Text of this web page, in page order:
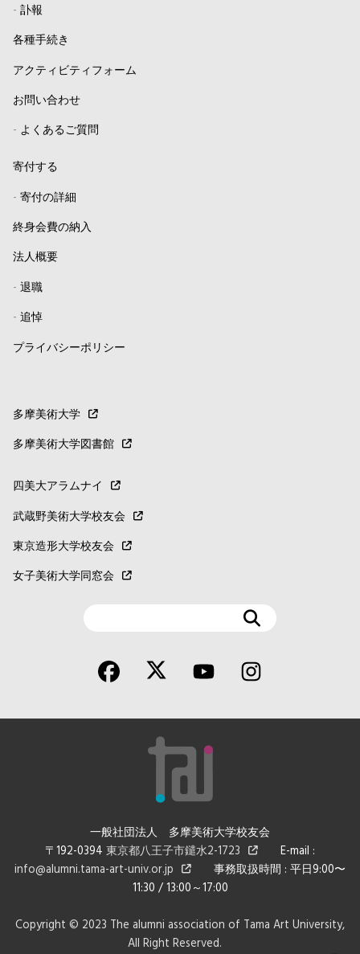
- 訃報
各種手続き
アクティビティフォーム
お問い合わせ
- よくあるご質問
寄付する
- 寄付の詳細
終身会費の納入
法人概要
- 退職
- 追悼
プライバシーポリシー
多摩美術大学
多摩美術大学図書館
四美大アラムナイ
武蔵野美術大学校友会
東京造形大学校友会
女子美術大学同窓会
一般社団法人 多摩美術大学校友会
〒192-0394 東京都八王子市鑓水2-1723
E-mail :
info@alumni.tama-art-univ.or.jp
事務取扱時間 : 平日9:00〜
11:30 / 13:00～17:00
Copyright © 2023 The alumni association of Tama Art University,
All Right Reserved.